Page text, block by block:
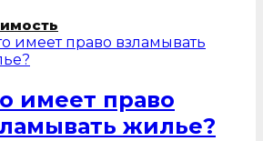
имеет право
жилье?